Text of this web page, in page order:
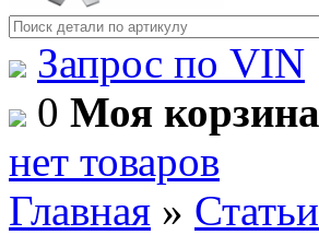
Запрос по VIN
0 Моя корзина
нет товаров
Главная » Статьи